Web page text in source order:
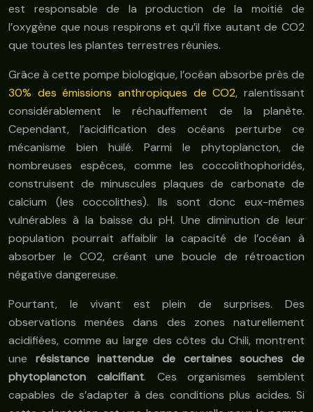
est responsable de la production de la moitié de
l’oxygène que nous respirons et qu’il fixe autant de CO2
que toutes les plantes terrestres réunies.
Grâce à cette pompe biologique, l’océan absorbe près de
30% des émissions anthropiques de CO2, ralentissant
considérablement le réchauffement de la planète.
Cependant, l’acidification des océans perturbe ce
mécanisme bien huilé. Parmi le phytoplancton, de
nombreuses espèces, comme les coccolithophoridés,
construisent de minuscules plaques de carbonate de
calcium (les coccolithes). Ils sont donc eux-mêmes
vulnérables à la baisse du pH. Une diminution de leur
population pourrait affaiblir la capacité de l’océan à
absorber le CO2, créant une boucle de rétroaction
négative dangereuse.
Pourtant, le vivant est plein de surprises. Des
observations menées dans des zones naturellement
acidifiées, comme au large des côtes du Chili, montrent
une résistance inattendue de certaines souches de
phytoplancton calcifiant. Ces organismes semblent
capables de s’adapter à des conditions plus acides. Si